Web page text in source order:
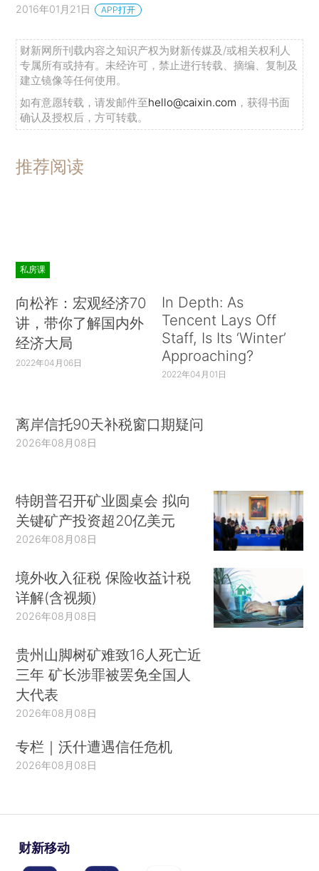
2016年01月21日 APP打开
财新网所刊载内容之知识产权为财新传媒及/或相关权利人
专属所有或持有。未经许可，禁止进行转载、摘编、复制及
建立镜像等任何使用。
如有意愿转载，请发邮件至hello@caixin.com ，获得书面
确认及授权后，方可转载。
推荐阅读
私房课
向松祚：宏观经济70
讲，带你了解国内外
经济大局
2022年04月06日
In Depth: As
Tencent Lays Off
Staff, Is Its ‘Winter’
Approaching?
2022年04月01日
离岸信托90天补税窗口期疑问
2026年08月08日
特朗普召开矿业圆桌会 拟向
关键矿产投资超20亿美元
2026年08月08日
境外收入征税 保险收益计税
详解(含视频)
2026年08月08日
贵州山脚树矿难致16人死亡近
三年 矿长涉罪被罢免全国人
大代表
2026年08月08日
专栏｜沃什遭遇信任危机
2026年08月08日
财新移动